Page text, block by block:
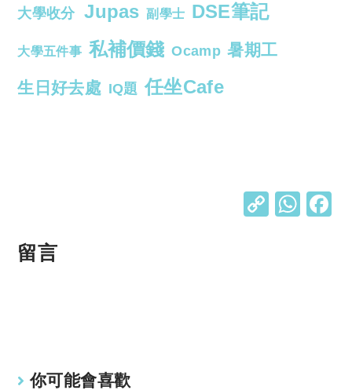
大學收分 Jupas 副學士 DSE筆記
大學五件事 私補價錢 Ocamp 暑期工
生日好去處 IQ題 任坐Cafe
C W
留言
你可能會喜歡